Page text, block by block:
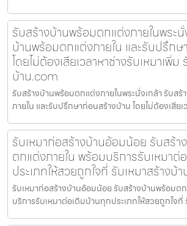
รับสร้างบ้านพร้อมตกแต่งภายในพระนั่
บ้านพร้อมตกแต่งภายใน และรับปรึกษ
โดยไม่ต้องเสียเวลาหาช่างรับเหมาเพิ่ม
บ้าน.com
รับสร้างบ้านพร้อมตกแต่งภายในพระนั่งเกล้า รับส
ภายใน และรับปรึกษาก่อนสร้างบ้าน โดยไม่ต้องเสียเ
รับเหมาก่อสร้างบ้านอ้อมน้อย รับสร้า
ตกแต่งภายใน พร้อมบริการรับเหมาต่
ประเภทให้สวยถูกใจที่ รับเหมาสร้างบ้
รับเหมาก่อสร้างบ้านอ้อมน้อย รับสร้างบ้านพร้อมต
บริการรับเหมาต่อเติมบ้านทุกประเภทให้สวยถูกใจที่